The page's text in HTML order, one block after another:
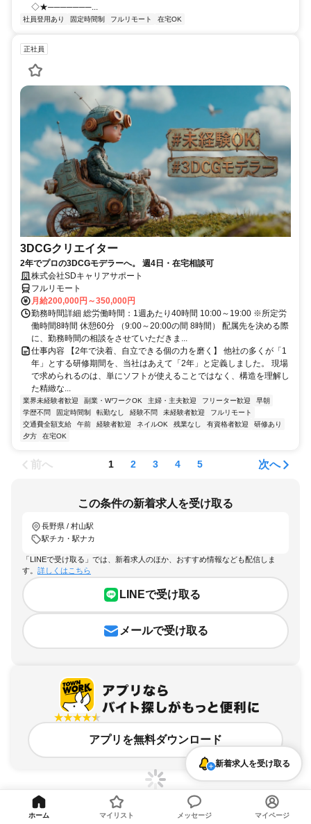
◇★───────...
社員登用あり 固定時間制 フルリモート 在宅OK
正社員
3DCGクリエイター
2年でプロの3DCGモデラーへ。 週4日・在宅相談可
株式会社SDキャリアサポート
フルリモート
月給200,000円～350,000円
勤務時間詳細 総労働時間：1週あたり40時間 10:00～19:00 ※所定労
働時間8時間 休憩60分 （9:00～20:00の間 8時間） 配属先を決める際
に、勤務時間の相談をさせていただきま...
仕事内容 【2年で決着、自立できる個の力を磨く】 他社の多くが「1
年」とする研修期間を、当社はあえて「2年」と定義しました。 現場
で求められるのは、単にソフトが使えることではなく、構造を理解し
た精緻な...
業界未経験者歓迎 副業・WワークOK 主婦・主夫歓迎 フリーター歓迎
早朝
学歴不問
固定時間制 転勤なし 経験不問 未経験者歓迎
フルリモート
交通費全額支給
午前 経験者歓迎 ネイルOK 残業なし 有資格者歓迎
研修あり
夕方
在宅OK
前へ 1 2 3 4 5 次へ
この条件の新着求人を受け取る
長野県 / 村山駅
駅チカ・駅ナカ
「LINEで受け取る」では、新着求人のほか、おすすめ情報なども配信しま
す。 詳しくはこちら
LINEで受け取る
メールで受け取る
アプリを無料ダウンロード
新着求人を受け取る
ホーム マイリスト メッセージ マイページ